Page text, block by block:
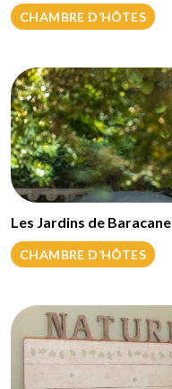
CHAMBRE D’HÔTES
Les Jardins de Baracane
CHAMBRE D’HÔTES